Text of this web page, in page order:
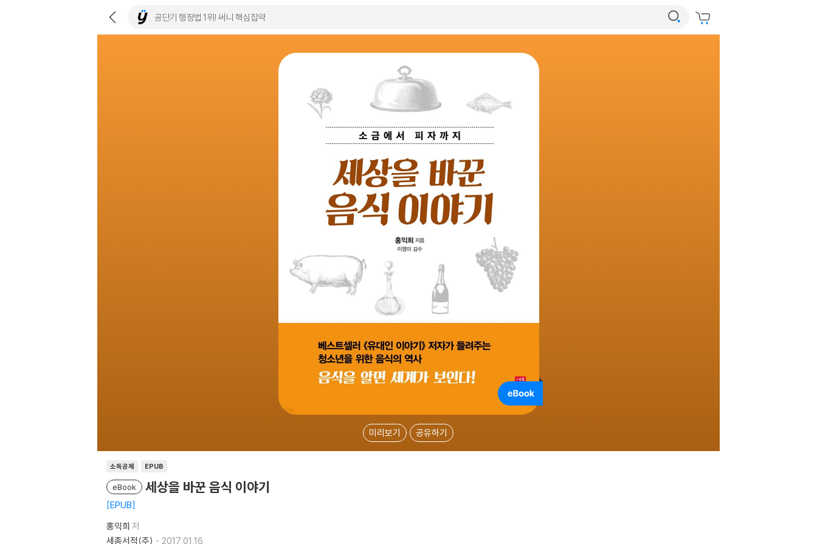
미리보기 공유하기
소득공제 EPUB
eBook 세상을 바꾼 음식 이야기
EPUB
홍익희 저
세종서적(주)
2017.01.16.